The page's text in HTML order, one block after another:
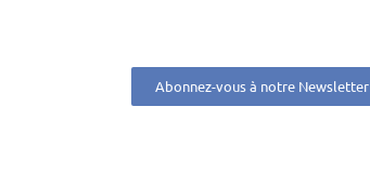
Abonnez-vous à notre Newsletter